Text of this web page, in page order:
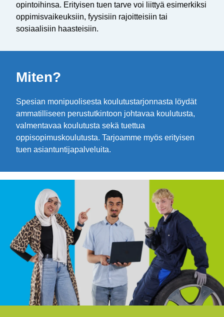
opintoihinsa. Erityisen tuen tarve voi liittyä esimerkiksi
oppimisvaikeuksiin, fyysisiin rajoitteisiin tai
sosiaalisiin haasteisiin.
Miten?
Spesian monipuolisesta koulutustarjonnasta löydät
ammatilliseen perustutkintoon johtavaa koulutusta,
valmentavaa koulutusta sekä tuettua
oppisopimuskoulutusta. Tarjoamme myös erityisen
tuen asiantuntijapalveluita.